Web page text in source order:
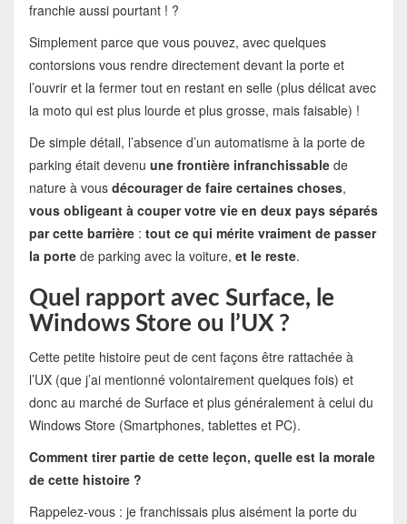
franchie aussi pourtant ! ?
Simplement parce que vous pouvez, avec quelques
contorsions vous rendre directement devant la porte et
l’ouvrir et la fermer tout en restant en selle (plus délicat avec
la moto qui est plus lourde et plus grosse, mais faisable) !
De simple détail, l’absence d’un automatisme à la porte de
parking était devenu une frontière infranchissablede
nature à vous décourager de faire certaines choses,
vous obligeant à couper votre vie en deux pays séparés
par cette barrière: tout ce qui mérite vraiment de passer
la portede parking avec la voiture, et le reste.
Quel rapport avec Surface, le
Windows Store ou l’UX ?
Cette petite histoire peut de cent façons être rattachée à
l’UX (que j’ai mentionné volontairement quelques fois) et
donc au marché de Surface et plus généralement à celui du
Windows Store (Smartphones, tablettes et PC).
Comment tirer partie de cette leçon, quelle est la morale
de cette histoire ?
Rappelez-vous : je franchissais plus aisément la porte du